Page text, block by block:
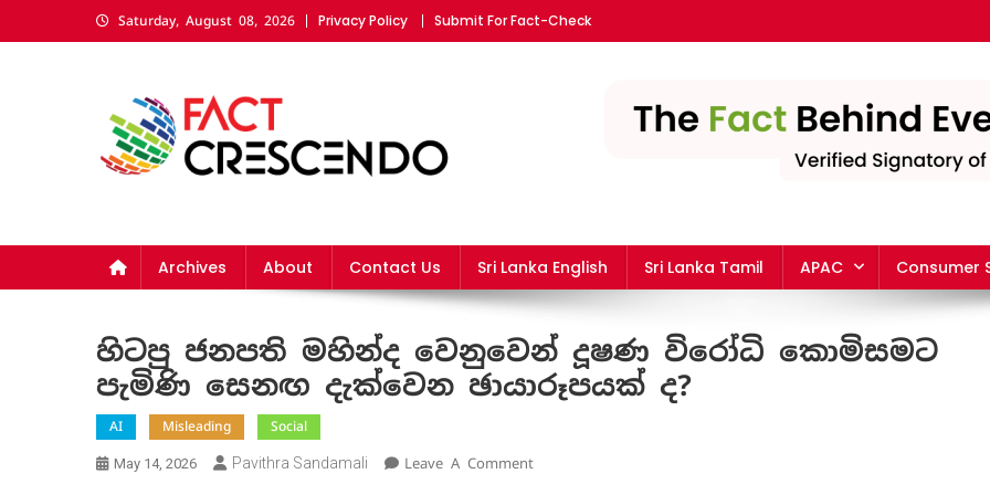
to
Saturday, August 08, 2026 Privacy Policy Submit For Fact-Check
Archives About Contact Us Sri Lanka English Sri Lanka Tamil APAC Consumer
හිටපු ජනපති මහින්ද වෙනුවෙන් දූෂණ විරෝධි කොමිසමට
පැමිණි සෙනඟ දැක්වෙන ඡායාරූපයක් ද?
AI Misleading Social
May 14, 2026 Pavithra Sandamali Leave A CommentOn